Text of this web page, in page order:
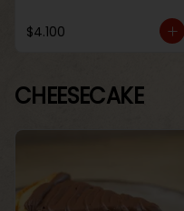
$4.100
CHEESECAKE